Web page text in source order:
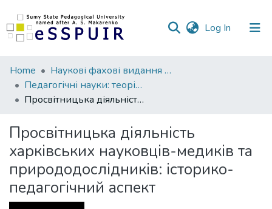
Log In (current)
Communities
&
Collections
Statistics
Home
Наукові фахові видання СумДПУ
Педагогічні науки: теорія, історія, інноваційні технології
Просвітницька діяльність харківських науковців-медиків та природодослідників: історико-педагогічний аспект
Просвітницька діяльність
харківських науковців-медиків та
природодослідників: історико-
педагогічний аспект